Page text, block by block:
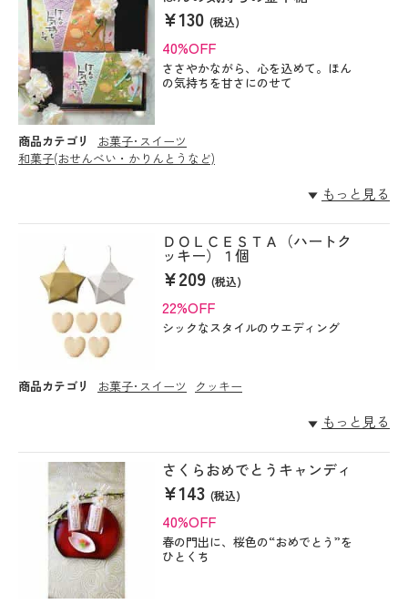
¥130(税込)
40%OFF
ささやかながら、心を込めて。ほん
の気持ちを甘さにのせて
商品カテゴリ
お菓子･スイーツ
和菓子(おせんべい・かりんとうなど)
もっと見る
ＤＯＬＣＥＳＴＡ（ハートク
ッキー）１個
¥209(税込)
22%OFF
シックなスタイルのウエディング
商品カテゴリ お菓子･スイーツ クッキー
もっと見る
さくらおめでとうキャンディ
¥143(税込)
40%OFF
春の門出に、桜色の“おめでとう”を
ひとくち